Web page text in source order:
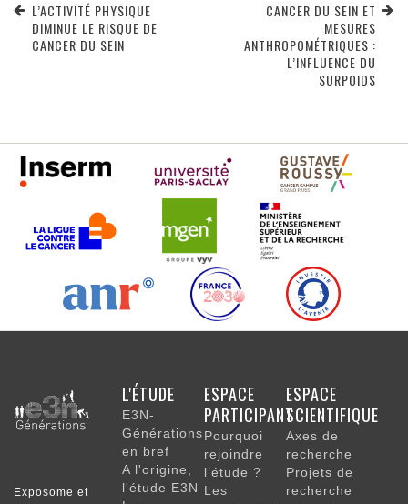
L’ACTIVITÉ PHYSIQUE
DIMINUE LE RISQUE DE
CANCER DU SEIN
CANCER DU SEIN ET
MESURES
ANTHROPOMÉTRIQUES :
L’INFLUENCE DU
SURPOIDS
NAVIGATION
PRINCIPALE
L'ÉTUDE
E3N-
Générations
en bref
A l'origine,
l'étude E3N
ESPACE
PARTICIPANT
Pourquoi
rejoindre
l’étude ?
Les
ESPACE
SCIENTIFIQUE
Axes de
recherche
Projets de
recherche
Exposome et